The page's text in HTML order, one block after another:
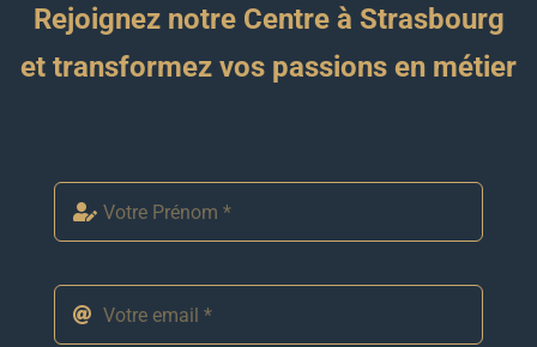
Rejoignez notre Centre à Strasbourg
et transformez vos passions en métier